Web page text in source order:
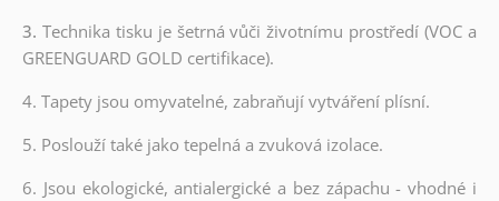
3. Technika tisku je šetrná vůči životnímu prostředí (VOC a
GREENGUARD GOLD certifikace).
4. Tapety jsou omyvatelné, zabraňují vytváření plísní.
5. Poslouží také jako tepelná a zvuková izolace.
6. Jsou ekologické, antialergické a bez zápachu - vhodné i